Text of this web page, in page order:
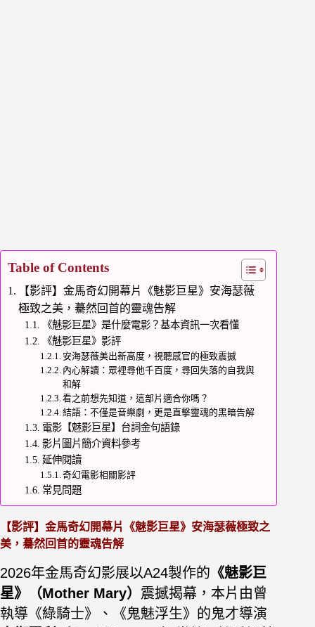
Table of Contents
​【影評】金馬奇幻開幕片《魅影巨星》安海瑟薇
極致之美，驀然回首的靈魂告解
《魅影巨星》是什麼電影？基本資訊一次看懂
《魅影巨星》影評
安海瑟薇美出新高度，視聽感官的極致震撼
內心解讀：眾裡尋他千百度，尋回失落的自我與
和解
看之前想先知道，這部片適合你嗎？
結語：不僅是音樂劇，更是直擊靈魂的黑暗告解
電影【魅影巨星】台詞金句語錄
影片圖片簡介資料參考
延伸閱讀
奇幻電影相關影評
常見問題
【影評】金馬奇幻開幕片《魅影巨星》安海瑟薇極致之
美，驀然回首的靈魂告解
2026年金馬奇幻影展以A24製作的 《魅影巨
星》（Mother Mary） 震撼揭幕， 本片由曾
執導《綠騎士》、《鬼魅浮生》的鬼才導演